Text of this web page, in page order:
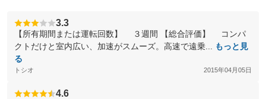
3.3
【所有期間または運転回数】 ３週間 【総合評価】 コンパ
クトだけと室内広い、加速がスムーズ。高速で遠乗...
もっと見
る
トシオ 2015年04月05日
4.6